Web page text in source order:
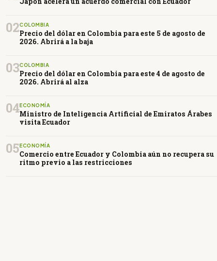
02COLOMBIA
Precio del dólar en Colombia para este 5 de agosto de
2026. Abrirá a la baja
03COLOMBIA
Precio del dólar en Colombia para este 4 de agosto de
2026. Abrirá al alza
04ECONOMÍA
Ministro de Inteligencia Artificial de Emiratos Árabes
visita Ecuador
05 ECONOMÍA
Comercio entre Ecuador y Colombia aún no recupera su
ritmo previo a las restricciones